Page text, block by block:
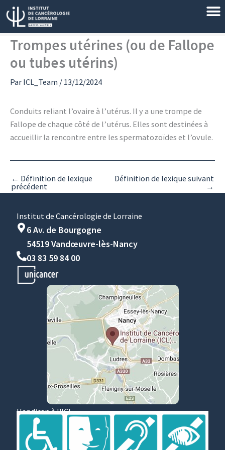
Aller
au
contenu
Trompes utérines (ou de Fallope
ou tubes utérins)
Par ICL_Team / 13/12/2024
Conduits reliant l’ovaire à l’utérus. Il y a une trompe de
Fallope de chaque côté de l’utérus. Elles sont destinées à
accueillir la rencontre entre les spermatozoïdes et l’ovule.
← Définition de lexique
précédent
Définition de lexique suivant
→
Institut de Cancérologie de Lorraine
6 Av. de Bourgogne
54519 Vandœuvre-lès-Nancy
03 83 59 84 00
Handicap à l'ICL